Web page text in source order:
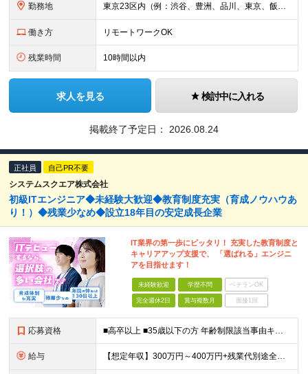
勤務地 東京23区内（例：渋谷、豊洲、品川、東京、飯田橋など）の各プロジェクト先 ★転居を伴う転勤なし！勤務地は希望を考慮。 ◎上記勤務地は一例。ご希望や適性、状況を考慮し勤務地を決定。 ◎基本的には出社
働き方 リモートワークOK
残業時間 10時間以内
求人を見る 検討中に入れる
掲載終了予定日： 2026.08.24
正社員 自己PR不要
システムスクエア株式会社
初級ITエンジニア◆未経験大歓迎◆教育制度充実（育成ノウハウあ
り！）◆残業少なめ◆設立18年目の安定成長企業
IT業界の第一歩にピッタリ！ 充実した教育制度と
キャリアアップ支援で、 「選ばれる」エンジニ
アを目指せます！
未経験歓迎 学歴不問 ベテランOK
完全週休2日 賞与複数月 面接1回
応募資格 ■高卒以上 ■35歳以下の方 年齢制限該当事由キャリア形成（例外事由３号イ） ※未経験者歓迎 ※他の職種や業界から転身し活躍している先輩社員多数 ※スキルチェンジやキャリアチェンジの希望も大歓迎！
給与 【想定年収】300万円～400万円+残業代別途全額支給+賞与年2回他 月給22万円～ ※みなし残業ではございません。残業代別途全額支給です。 (働かれた分は全額支給させて頂きます。) ※